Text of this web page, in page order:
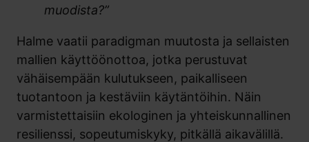
muodista?”
Halme vaatii paradigman muutosta ja sellaisten
mallien käyttöönottoa, jotka perustuvat
vähäisempään kulutukseen, paikalliseen
tuotantoon ja kestäviin käytäntöihin. Näin
varmistettaisiin ekologinen ja yhteiskunnallinen
resilienssi, sopeutumiskyky, pitkällä aikavälillä.